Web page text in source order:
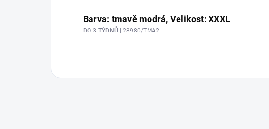
Barva: tmavě modrá, Velikost: XXXL
DO 3 TÝDNŮ | 28980/TMA2